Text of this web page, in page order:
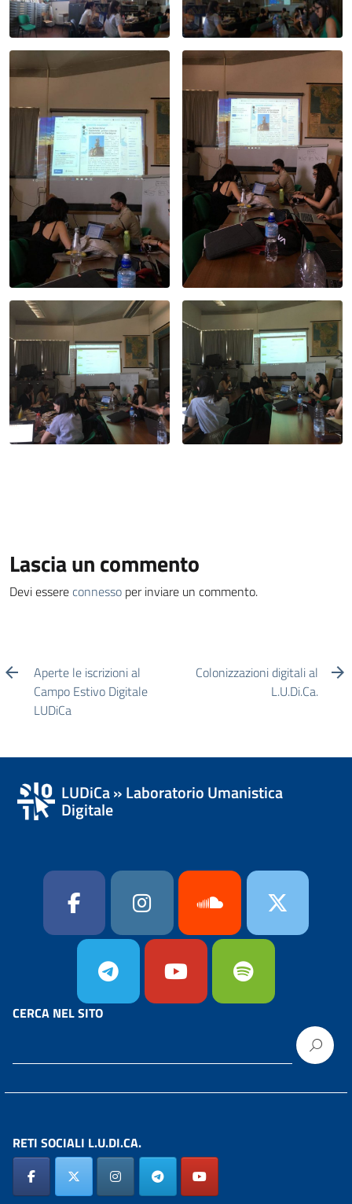
Lascia un commento
Devi essere connesso per inviare un commento.
Aperte le iscrizioni al
Campo Estivo Digitale
LUDiCa
Colonizzazioni digitali al
L.U.Di.Ca.
LUDiCa » Laboratorio Umanistica
Digitale
CERCA NEL SITO
RETI SOCIALI L.U.DI.CA.